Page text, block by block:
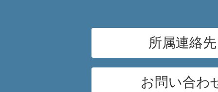
所属連絡先
お問い合わ